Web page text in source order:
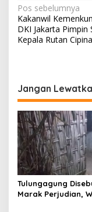
N
a
v
a
s
i
p
o
s
Pos sebelumnya
Kakanwil
DKI Jakarta Pimpin
Kepala Rutan
Jangan
Tulungagung
Marak Perjudian,